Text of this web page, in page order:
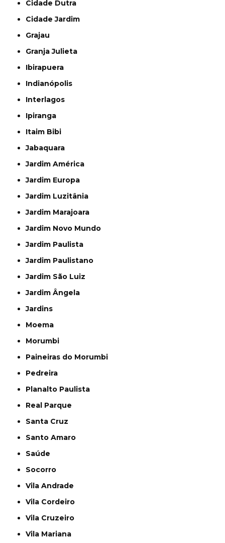
Cidade Dutra
Cidade Jardim
Grajau
Granja Julieta
Ibirapuera
Indianópolis
Interlagos
Ipiranga
Itaim Bibi
Jabaquara
Jardim América
Jardim Europa
Jardim Luzitânia
Jardim Marajoara
Jardim Novo Mundo
Jardim Paulista
Jardim Paulistano
Jardim São Luiz
Jardim Ângela
Jardins
Moema
Morumbi
Paineiras do Morumbi
Pedreira
Planalto Paulista
Real Parque
Santa Cruz
Santo Amaro
Saúde
Socorro
Vila Andrade
Vila Cordeiro
Vila Cruzeiro
Vila Mariana